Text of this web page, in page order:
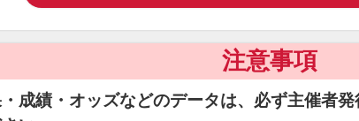
注意事項
成績・オッズなどのデータは、必ず主催者